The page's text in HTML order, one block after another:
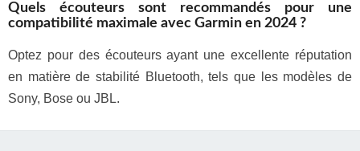
Quels écouteurs sont recommandés pour une
compatibilité maximale avec Garmin en 2024 ?
Optez pour des écouteurs ayant une excellente réputation
en matière de stabilité Bluetooth, tels que les modèles de
Sony, Bose ou JBL.